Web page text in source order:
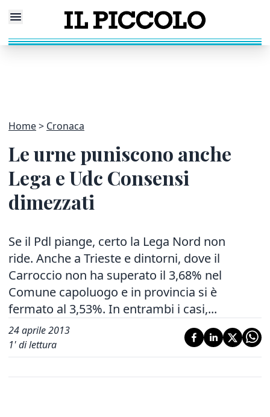
Home Cronaca
Le urne puniscono anche
Lega e Udc Consensi
dimezzati
Se il Pdl piange, certo la Lega Nord non
ride. Anche a Trieste e dintorni, dove il
Carroccio non ha superato il 3,68% nel
Comune capoluogo e in provincia si è
fermato al 3,53%. In entrambi i casi,...
24 aprile 2013
1' di lettura